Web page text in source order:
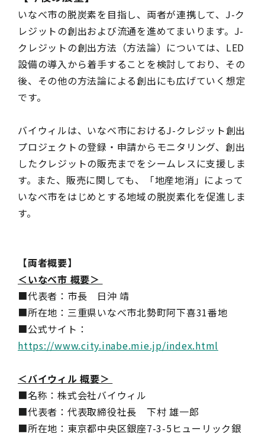
いなべ市の脱炭素を目指し、両者が連携して、J-ク
レジットの創出および流通を進めてまいります。J-
クレジットの創出方法（方法論）については、LED
設備の導入から着手することを検討しており、その
後、その他の方法論による創出にも広げていく想定
です。
バイウィルは、いなべ市におけるJ-クレジット創出
プロジェクトの登録・申請からモニタリング、創出
したクレジットの販売までをシームレスに支援しま
す。また、販売に関しても、「地産地消」によって
いなべ市をはじめとする地域の脱炭素化を促進しま
す。
【両者概要】
＜いなべ市 概要＞
■代表者：市長 日沖 靖
■所在地：三重県いなべ市北勢町阿下喜31番地
■公式サイト：
https://www.city.inabe.mie.jp/index.html
＜バイウィル 概要＞
■名称：株式会社バイウィル
■代表者：代表取締役社長 下村 雄一郎
■所在地：東京都中央区銀座7-3-5ヒューリック銀